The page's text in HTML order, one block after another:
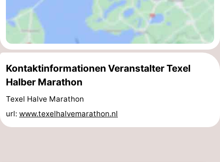
Minigolfplätze
Natur
Führungen
-
Schwimmbader
-
Radfahren
-
Kontaktinformationen Veranstalter Texel
Halber Marathon
Texel Halve Marathon
url: www.texelhalvemarathon.nl